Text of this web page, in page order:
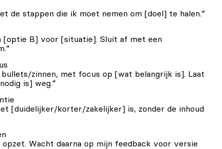
de stappen die ik moet nemen om [doel] te halen.”
[optie B] voor [situatie]. Sluit af met een
bullets/zinnen, met focus op [wat belangrijk is]. Laat
is] weg.”
[duidelijker/korter/zakelijker] is, zonder de inhoud
opzet. Wacht daarna op mijn feedback voor versie